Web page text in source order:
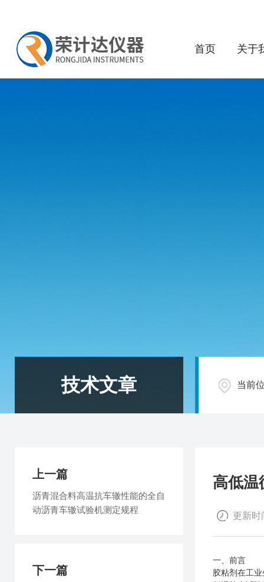
首页 关于
技术文章 当前
高低温
更新时
一、前言
胶粘剂在工
上一篇
沥青混合料高温抗车辙性能的全自
动沥青车辙试验机测定规程
下一篇